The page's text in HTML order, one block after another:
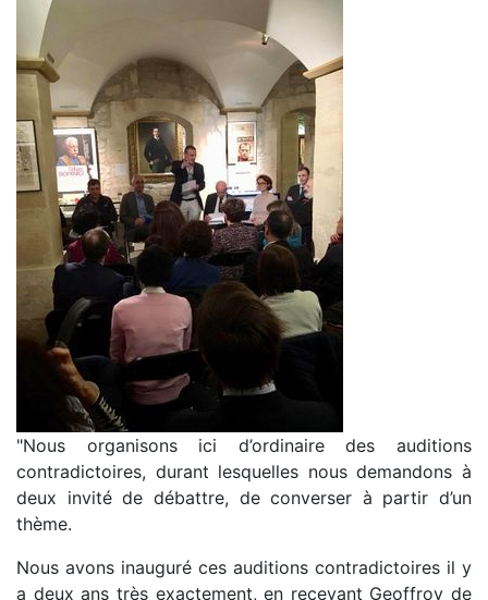
"Nous organisons ici d’ordinaire des auditions
contradictoires, durant lesquelles nous demandons à
deux invité de débattre, de converser à partir d’un
thème.
Nous avons inauguré ces auditions contradictoires il y
a deux ans très exactement, en recevant Geoffroy de